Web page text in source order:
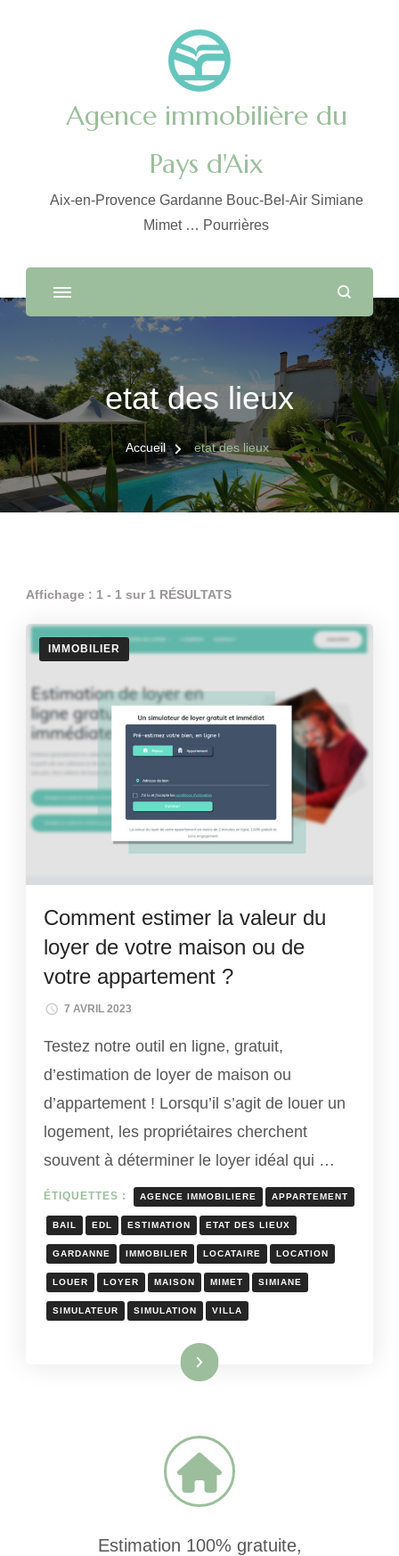
Agence immobilière du
Pays d'Aix
Aix-en-Provence Gardanne Bouc-Bel-Air Simiane
Mimet … Pourrières
etat des lieux
Accueil etat des lieux
Affichage : 1 - 1 sur 1 RÉSULTATS
IMMOBILIER
Comment estimer la valeur du
loyer de votre maison ou de
votre appartement ?
7 AVRIL 2023
Testez notre outil en ligne, gratuit,
d’estimation de loyer de maison ou
d’appartement ! Lorsqu’il s’agit de louer un
logement, les propriétaires cherchent
souvent à déterminer le loyer idéal qui …
ÉTIQUETTES : AGENCE IMMOBILIERE APPARTEMENT
BAIL EDL ESTIMATION ETAT DES LIEUX
GARDANNE IMMOBILIER LOCATAIRE LOCATION
LOUER LOYER MAISON MIMET SIMIANE
SIMULATEUR SIMULATION VILLA
Lire la suite
Estimation 100% gratuite,